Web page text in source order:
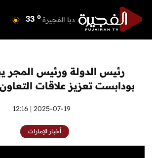
دبا الفجيرة 33 o
أم القيوين o
راس الخيمة o
الفجيرة 32 o
رئيس الدولة ورئيس المجر
بودابست تعزيز علاقات
2025-07-19 | 12:16
أخبار الإمارات